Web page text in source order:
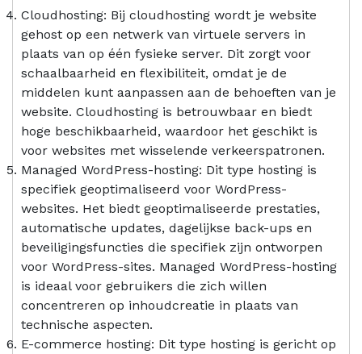
Cloudhosting: Bij cloudhosting wordt je website
gehost op een netwerk van virtuele servers in
plaats van op één fysieke server. Dit zorgt voor
schaalbaarheid en flexibiliteit, omdat je de
middelen kunt aanpassen aan de behoeften van je
website. Cloudhosting is betrouwbaar en biedt
hoge beschikbaarheid, waardoor het geschikt is
voor websites met wisselende verkeerspatronen.
Managed WordPress-hosting: Dit type hosting is
specifiek geoptimaliseerd voor WordPress-
websites. Het biedt geoptimaliseerde prestaties,
automatische updates, dagelijkse back-ups en
beveiligingsfuncties die specifiek zijn ontworpen
voor WordPress-sites. Managed WordPress-hosting
is ideaal voor gebruikers die zich willen
concentreren op inhoudcreatie in plaats van
technische aspecten.
E-commerce hosting: Dit type hosting is gericht op